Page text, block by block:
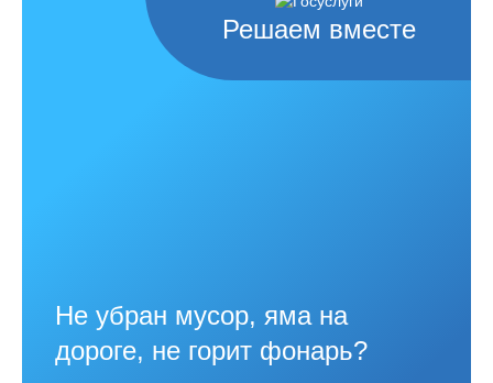
Решаем вместе
Не убран мусор, яма на
дороге, не горит фонарь?